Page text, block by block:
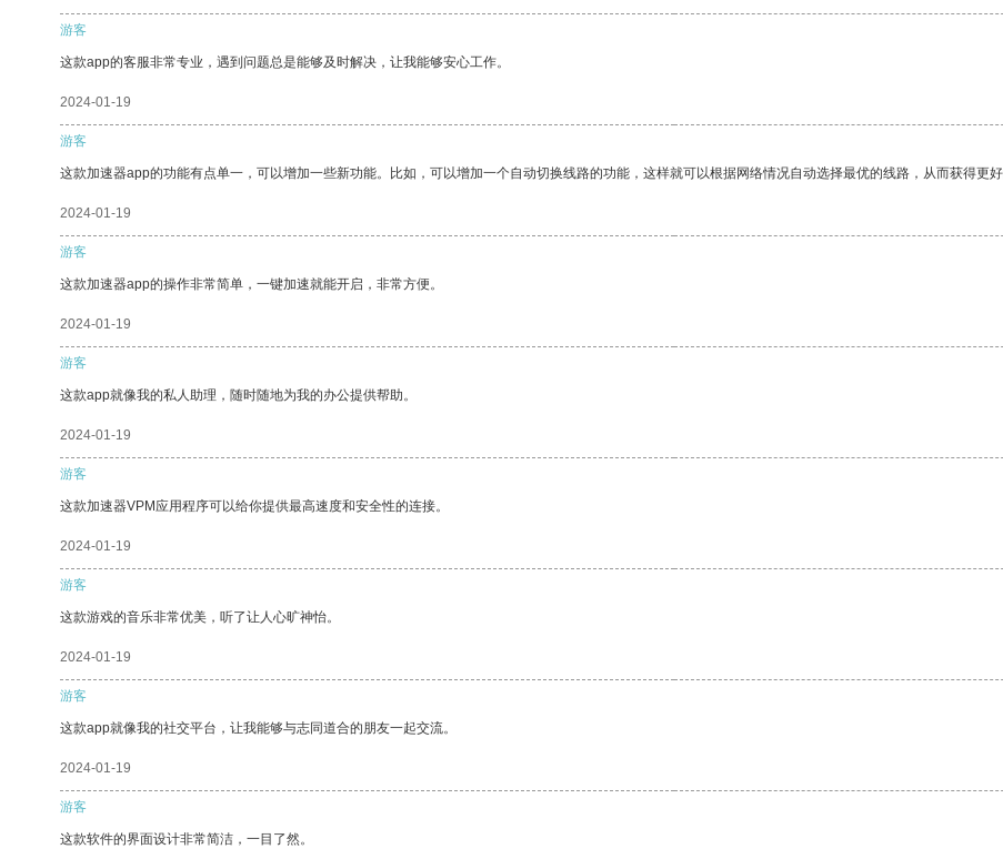
游客
这款app的客服非常专业，遇到问题总是能够及时解决，让我能够安心工作。
2024-01-19
游客
这款加速器app的功能有点单一，可以增加一些新功能。比如，可以增加一个自动切换线路的功能，这样就可以根据网络情况自动选择最优的线路，从而获得更好
2024-01-19
游客
这款加速器app的操作非常简单，一键加速就能开启，非常方便。
2024-01-19
游客
这款app就像我的私人助理，随时随地为我的办公提供帮助。
2024-01-19
游客
这款加速器VPM应用程序可以给你提供最高速度和安全性的连接。
2024-01-19
游客
这款游戏的音乐非常优美，听了让人心旷神怡。
2024-01-19
游客
这款app就像我的社交平台，让我能够与志同道合的朋友一起交流。
2024-01-19
游客
这款软件的界面设计非常简洁，一目了然。